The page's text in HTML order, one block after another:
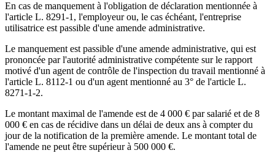
En cas de manquement à l'obligation de déclaration mentionnée à
l'article L. 8291-1, l'employeur ou, le cas échéant, l'entreprise
utilisatrice est passible d'une amende administrative.
Le manquement est passible d'une amende administrative, qui est
prononcée par l'autorité administrative compétente sur le rapport
motivé d'un agent de contrôle de l'inspection du travail mentionné à
l'article L. 8112-1 ou d'un agent mentionné au 3° de l'article L.
8271-1-2.
Le montant maximal de l'amende est de 4 000 € par salarié et de 8
000 € en cas de récidive dans un délai de deux ans à compter du
jour de la notification de la première amende. Le montant total de
l'amende ne peut être supérieur à 500 000 €.